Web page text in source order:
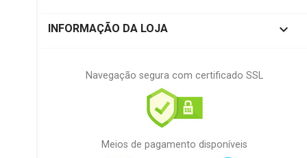
INFORMAÇÃO DA LOJA keyboard_arrow_down
Navegação segura com certificado SSL
Meios de pagamento disponíveis